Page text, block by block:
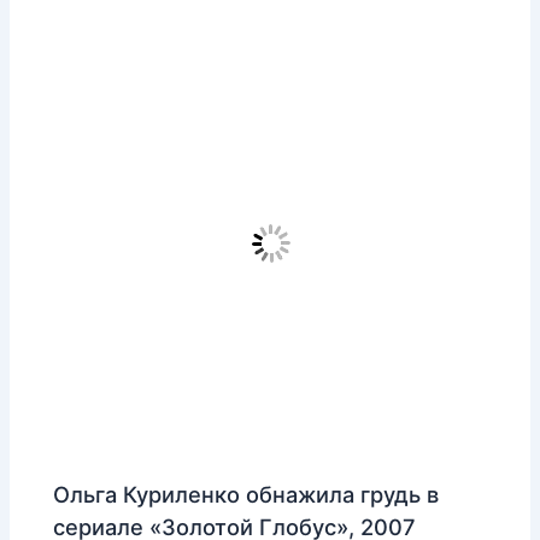
Ольга Куриленко обнажила грудь в
сериале «Золотой Глобус», 2007